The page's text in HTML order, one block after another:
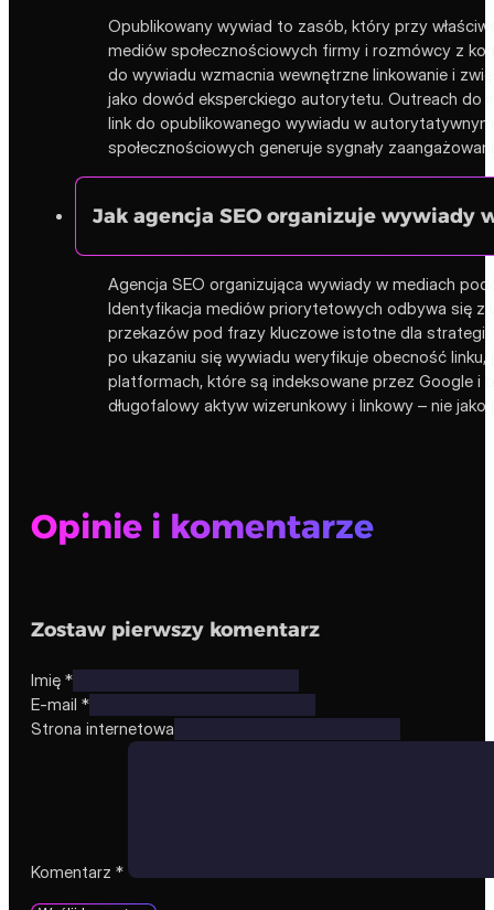
Opublikowany wywiad to zasób, który przy
mediów społecznościowych firmy i rozmówcy z
do wywiadu wzmacnia wewnętrzne linkowanie i
jako dowód eksperckiego autorytetu. Outreach do
link do opublikowanego wywiadu w
społecznościowych generuje sygnały
Jak agencja SEO organizuje wywiady
Agencja SEO organizująca wywiady w mediach
Identyfikacja mediów priorytetowych odbywa się z
przekazów pod frazy kluczowe istotne dla
po ukazaniu się wywiadu weryfikuje obecność
platformach, które są indeksowane przez Google i
długofalowy aktyw wizerunkowy i linkowy – nie
Opinie i komentarze
Zostaw pierwszy komentarz
Imię *
E-mail *
Strona internetowa
Komentarz *